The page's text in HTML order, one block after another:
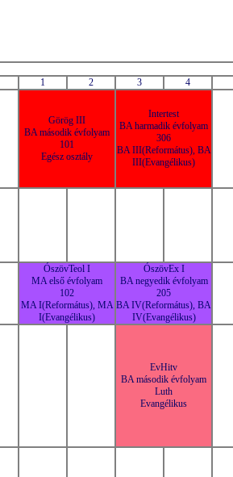
1 2 3 4
Görög III
BA második évfolyam
101
Egész osztály
Intertest
BA harmadik évfolyam
306
BA III(Református), BA
III(Evangélikus)
ÓszövTeol I
MA első évfolyam
102
MA I(Református), MA
I(Evangélikus)
ÓszövEx I
BA negyedik évfolyam
205
BA IV(Református), BA
IV(Evangélikus)
EvHitv
BA második évfolyam
Luth
Evangélikus